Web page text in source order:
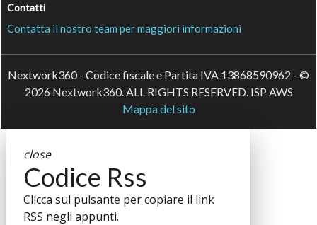
Contatti
Contatta il nostro team per maggiori informazioni
Nextwork360 - Codice fiscale e Partita IVA 13868590962 - ©
2026 Nextwork360. ALL RIGHTS RESERVED. ISP AWS
Mappa del sito
close
Codice Rss
Clicca sul pulsante per copiare il link
RSS negli appunti.